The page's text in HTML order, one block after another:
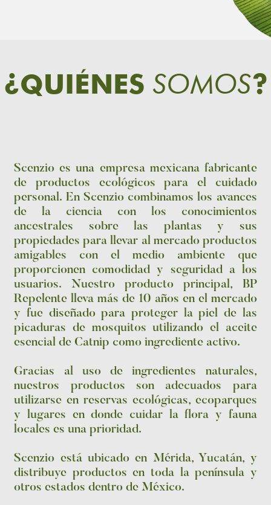
¿QUIÉNES SOMOS?
Scenzio es una empresa mexicana fabricante
de productos ecológicos para el cuidado
personal. En Scenzio combinamos los avances
de la ciencia con los conocimientos
ancestrales sobre las plantas y sus
propiedades para llevar al mercado productos
amigables con el medio ambiente que
proporcionen comodidad y seguridad a los
usuarios. Nuestro producto principal, BP
Repelente lleva más de 10 años en el mercado
y fue diseñado para proteger la piel de las
picaduras de mosquitos utilizando el aceite
esencial de Catnip como ingrediente activo.
Gracias al uso de ingredientes naturales,
nuestros productos son adecuados para
utilizarse en reservas ecológicas, ecoparques
y lugares en donde cuidar la flora y fauna
locales es una prioridad.
Scenzio está ubicado en Mérida, Yucatán, y
distribuye productos en toda la península y
otros estados dentro de México.